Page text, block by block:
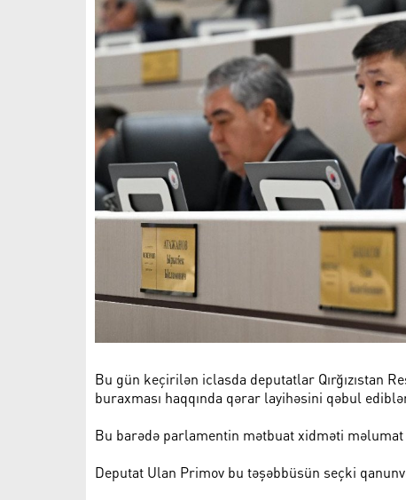
Bu gün keçirilən iclasda deputatlar Qırğızıstan
buraxması haqqında qərar layihəsini qəbul
Bu barədə parlamentin mətbuat xidməti məlumat
Deputat Ulan Primov bu təşəbbüsün seçki